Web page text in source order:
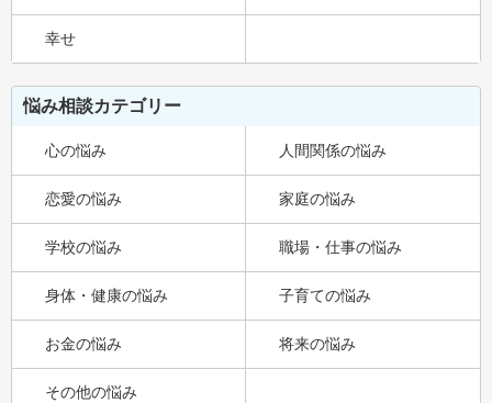
幸せ
悩み相談カテゴリー
心の悩み 人間関係の悩み
恋愛の悩み 家庭の悩み
学校の悩み 職場・仕事の悩み
身体・健康の悩み 子育ての悩み
お金の悩み 将来の悩み
その他の悩み